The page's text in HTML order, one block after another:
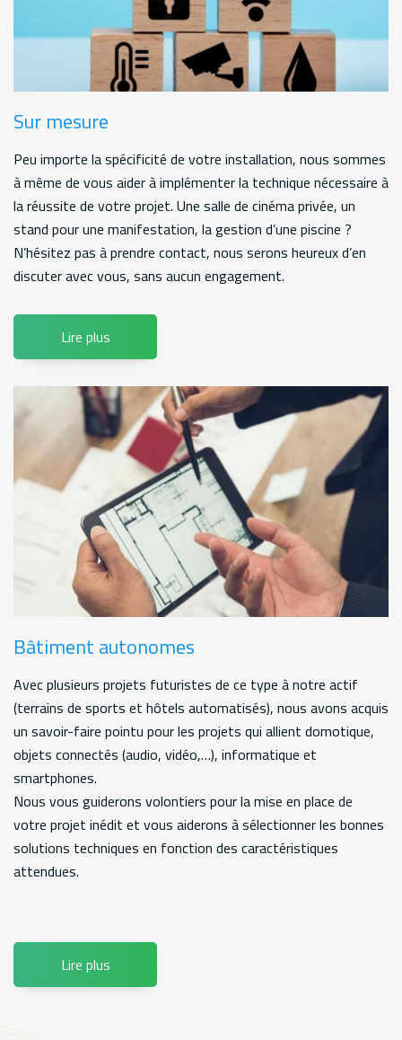
Sur mesure
Peu importe la spécificité de votre installation, nous sommes
à même de vous aider à implémenter la technique nécessaire à
la réussite de votre projet. Une salle de cinéma privée, un
stand pour une manifestation, la gestion d’une piscine ?
N’hésitez pas à prendre contact, nous serons heureux d’en
discuter avec vous, sans aucun engagement.
Lire plus
Bâtiment autonomes
Avec plusieurs projets futuristes de ce type à notre actif
(terrains de sports et hôtels automatisés), nous avons acquis
un savoir-faire pointu pour les projets qui allient domotique,
objets connectés (audio, vidéo,…), informatique et
smartphones.
Nous vous guiderons volontiers pour la mise en place de
votre projet inédit et vous aiderons à sélectionner les bonnes
solutions techniques en fonction des caractéristiques
attendues.
Lire plus